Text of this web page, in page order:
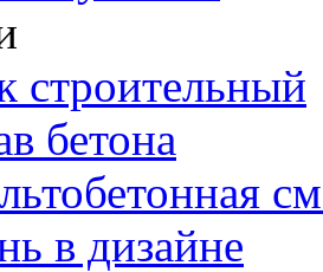
строительный
бетона
в дизайне